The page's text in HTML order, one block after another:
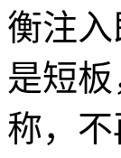
衡注
是短
称，